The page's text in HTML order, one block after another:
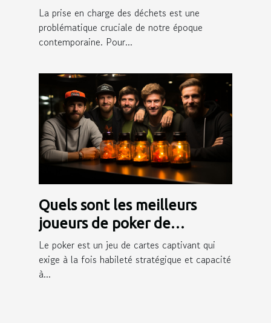
gestion efficace des déchets
?
La prise en charge des déchets est une
problématique cruciale de notre époque
contemporaine. Pour...
Quels sont les meilleurs
joueurs de poker de
Winamax ?
Le poker est un jeu de cartes captivant qui
exige à la fois habileté stratégique et capacité
à...